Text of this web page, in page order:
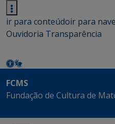
ir para conteúdoir para
Ouvidoria Transparência
FCMS
Fundação de Cultura de